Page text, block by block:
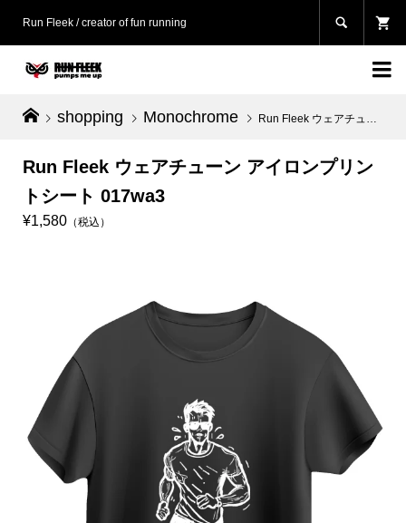
Run Fleek / creator of fun running 

shopping Monochrome Run Fleek ウェアチューン アイロンプリントシート 017wa3
Run Fleek ウェアチューン アイロンプリン
トシート 017wa3
¥1,580（税込）